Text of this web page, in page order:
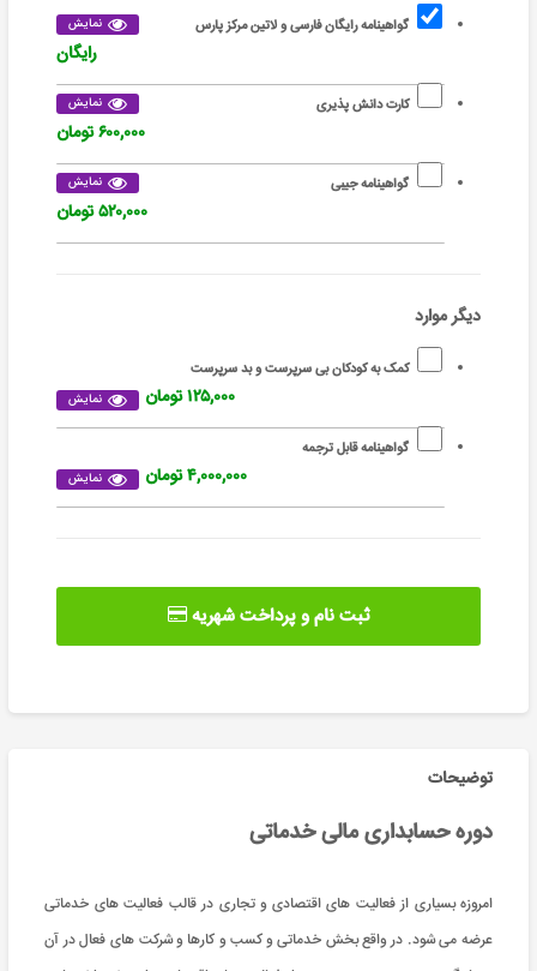
گواهینامه رایگان فارسی و لاتین مرکز پارس نمایش
رایگان
کارت دانش پذیری نمایش
۶۰۰,۰۰۰ تومان
گواهینامه جیبی نمایش
۵۲۰,۰۰۰ تومان
دیگر موارد
کمک به کودکان بی سرپرست و بد سرپرست
نمایش ۱۲۵,۰۰۰ تومان
گواهینامه قابل ترجمه
نمایش ۴,۰۰۰,۰۰۰ تومان
ثبت نام و پرداخت شهریه
توضیحات
دوره حسابداری مالی خدماتی
امروزه بسیاری از فعالیت های اقتصادی و تجاری در قالب فعالیت های خدماتی
عرضه می شود. در واقع بخش خدماتی و کسب و کارها و شرکت های فعال در آن